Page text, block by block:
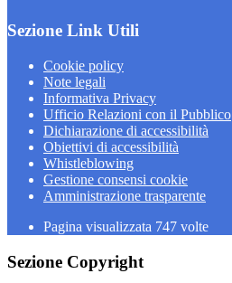
Sezione Link Utili
Cookie policy
Note legali
Informativa Privacy
Ufficio Relazioni con il Pubblico
Dichiarazione di accessibilità
Obiettivi di accessibilità
Whistleblowing
Gestione consensi cookie
Amministrazione trasparente
Pagina visualizzata 747 volte
Sezione Copyright